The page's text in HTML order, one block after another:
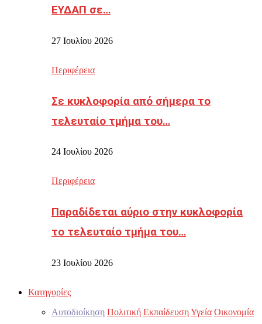
ΕΥΔΑΠ σε…
27 Ιουλίου 2026
Περιφέρεια
Σε κυκλοφορία από σήμερα το
τελευταίο τμήμα του…
24 Ιουλίου 2026
Περιφέρεια
Παραδίδεται αύριο στην κυκλοφορία
το τελευταίο τμήμα του…
23 Ιουλίου 2026
Κατηγορίες
Αυτοδιοίκηση Πολιτική ΕκπαίδευσηΥγεία Οικονομία